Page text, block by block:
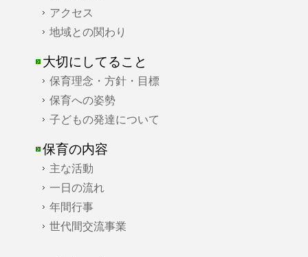
アクセス
地域との関わり
大切にしてること
保育理念・方針・目標
保育への姿勢
子どもの発達について
保育の内容
主な活動
一日の流れ
年間行事
世代間交流事業